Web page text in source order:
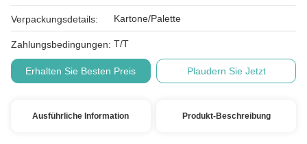
Verpackungsdetails: Kartone/Palette
Zahlungsbedingungen: T/T
Erhalten Sie Besten Preis Plaudern Sie Jetzt
Ausführliche Information Produkt-Beschreibung